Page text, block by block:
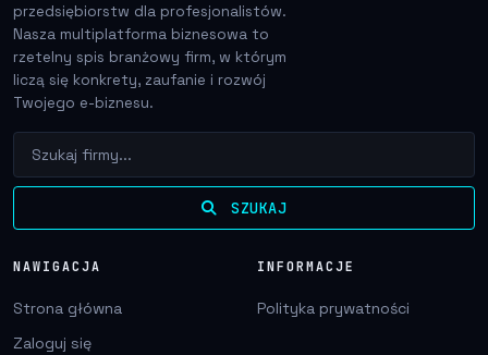
przedsiębiorstw dla profesjonalistów.
Nasza multiplatforma biznesowa to
rzetelny spis branżowy firm, w którym
liczą się konkrety, zaufanie i rozwój
Twojego e-biznesu.
SZUKAJ
NAWIGACJA
Strona główna
Zaloguj się
INFORMACJE
Polityka prywatności